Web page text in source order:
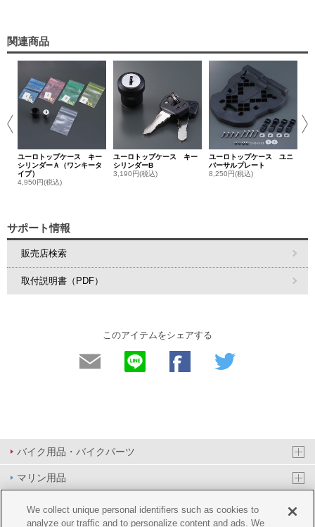
関連商品
ユーロトップケース キー
シリンダーＡ（ワンキータ
イプ）
4,950円(税込)
ユーロトップケース キー
シリンダーB
3,190円(税込)
ユーロトップケース ユニ
バーサルプレート
8,250円(税込)
サポート情報
販売店検索
取付説明書（PDF）
このアイテムをシェアする
バイク用品・バイクパーツ
マリン用品
PAS/YPJ用品
We collect unique personal identifiers such as cookies to
analyze our traffic and to personalize content and ads. We